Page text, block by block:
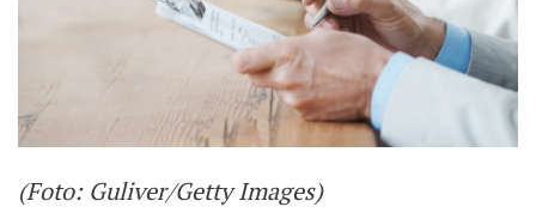
(Foto: Guliver/Getty Images)